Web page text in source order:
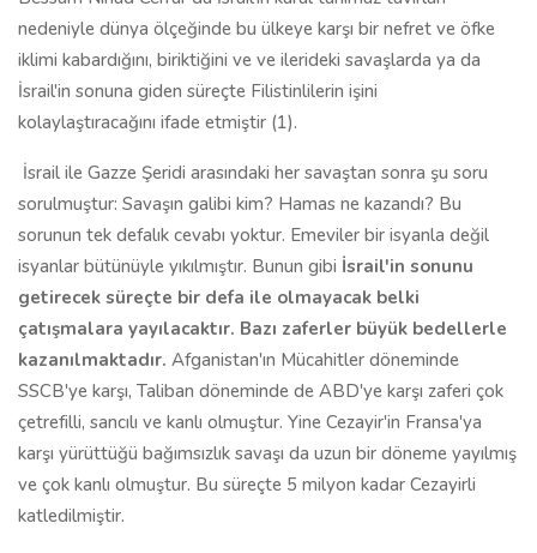
nedeniyle dünya ölçeğinde bu ülkeye karşı bir nefret ve öfke
iklimi kabardığını, biriktiğini ve ve ilerideki savaşlarda ya da
İsrail'in sonuna giden süreçte Filistinlilerin işini
kolaylaştıracağını ifade etmiştir (1).
İsrail ile Gazze Şeridi arasındaki her savaştan sonra şu soru
sorulmuştur: Savaşın galibi kim? Hamas ne kazandı? Bu
sorunun tek defalık cevabı yoktur. Emeviler bir isyanla değil
isyanlar bütünüyle yıkılmıştır. Bunun gibi İsrail'in sonunu
getirecek süreçte bir defa ile olmayacak belki
çatışmalara yayılacaktır. Bazı zaferler büyük bedellerle
kazanılmaktadır. Afganistan'ın Mücahitler döneminde
SSCB'ye karşı, Taliban döneminde de ABD'ye karşı zaferi çok
çetrefilli, sancılı ve kanlı olmuştur. Yine Cezayir'in Fransa'ya
karşı yürüttüğü bağımsızlık savaşı da uzun bir döneme yayılmış
ve çok kanlı olmuştur. Bu süreçte 5 milyon kadar Cezayirli
katledilmiştir.